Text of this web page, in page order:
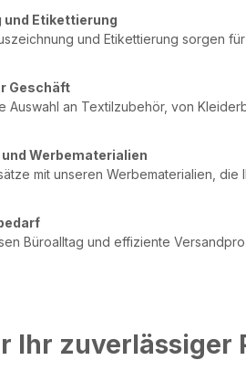
und Etikettierung
und Etikettierung sorgen
Geschäft
Auswahl an Textilzubehör, von
Werbematerialien
mit unseren Werbematerialien,
Büroalltag und effiziente
Ihr zuverlässiger